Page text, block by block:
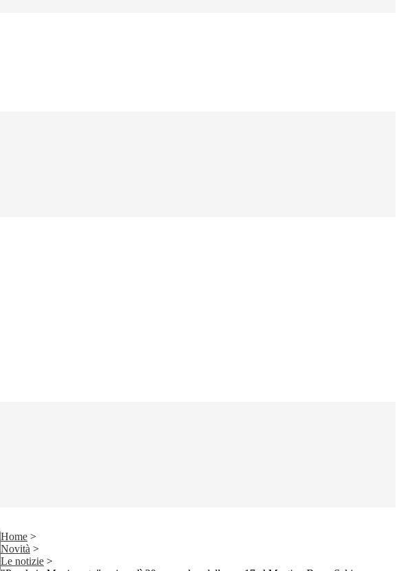
Home >
Novità >
Le notizie >